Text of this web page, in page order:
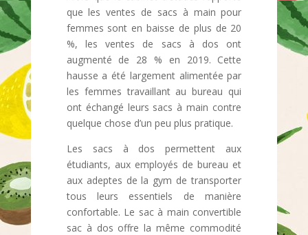
que les ventes de sacs à main pour
femmes sont en baisse de plus de 20
%, les ventes de sacs à dos ont
augmenté de 28 % en 2019. Cette
hausse a été largement alimentée par
les femmes travaillant au bureau qui
ont échangé leurs sacs à main contre
quelque chose d’un peu plus pratique.
Les sacs à dos permettent aux
étudiants, aux employés de bureau et
aux adeptes de la gym de transporter
tous leurs essentiels de manière
confortable. Le sac à main convertible
sac à dos offre la même commodité